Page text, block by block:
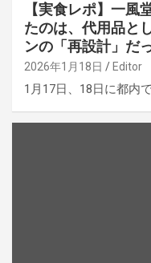
【実食レポ】一風
たのは、代用品と
ンの「再設計」だ
2026年1月18日 Editor
1月17日、18日に都内